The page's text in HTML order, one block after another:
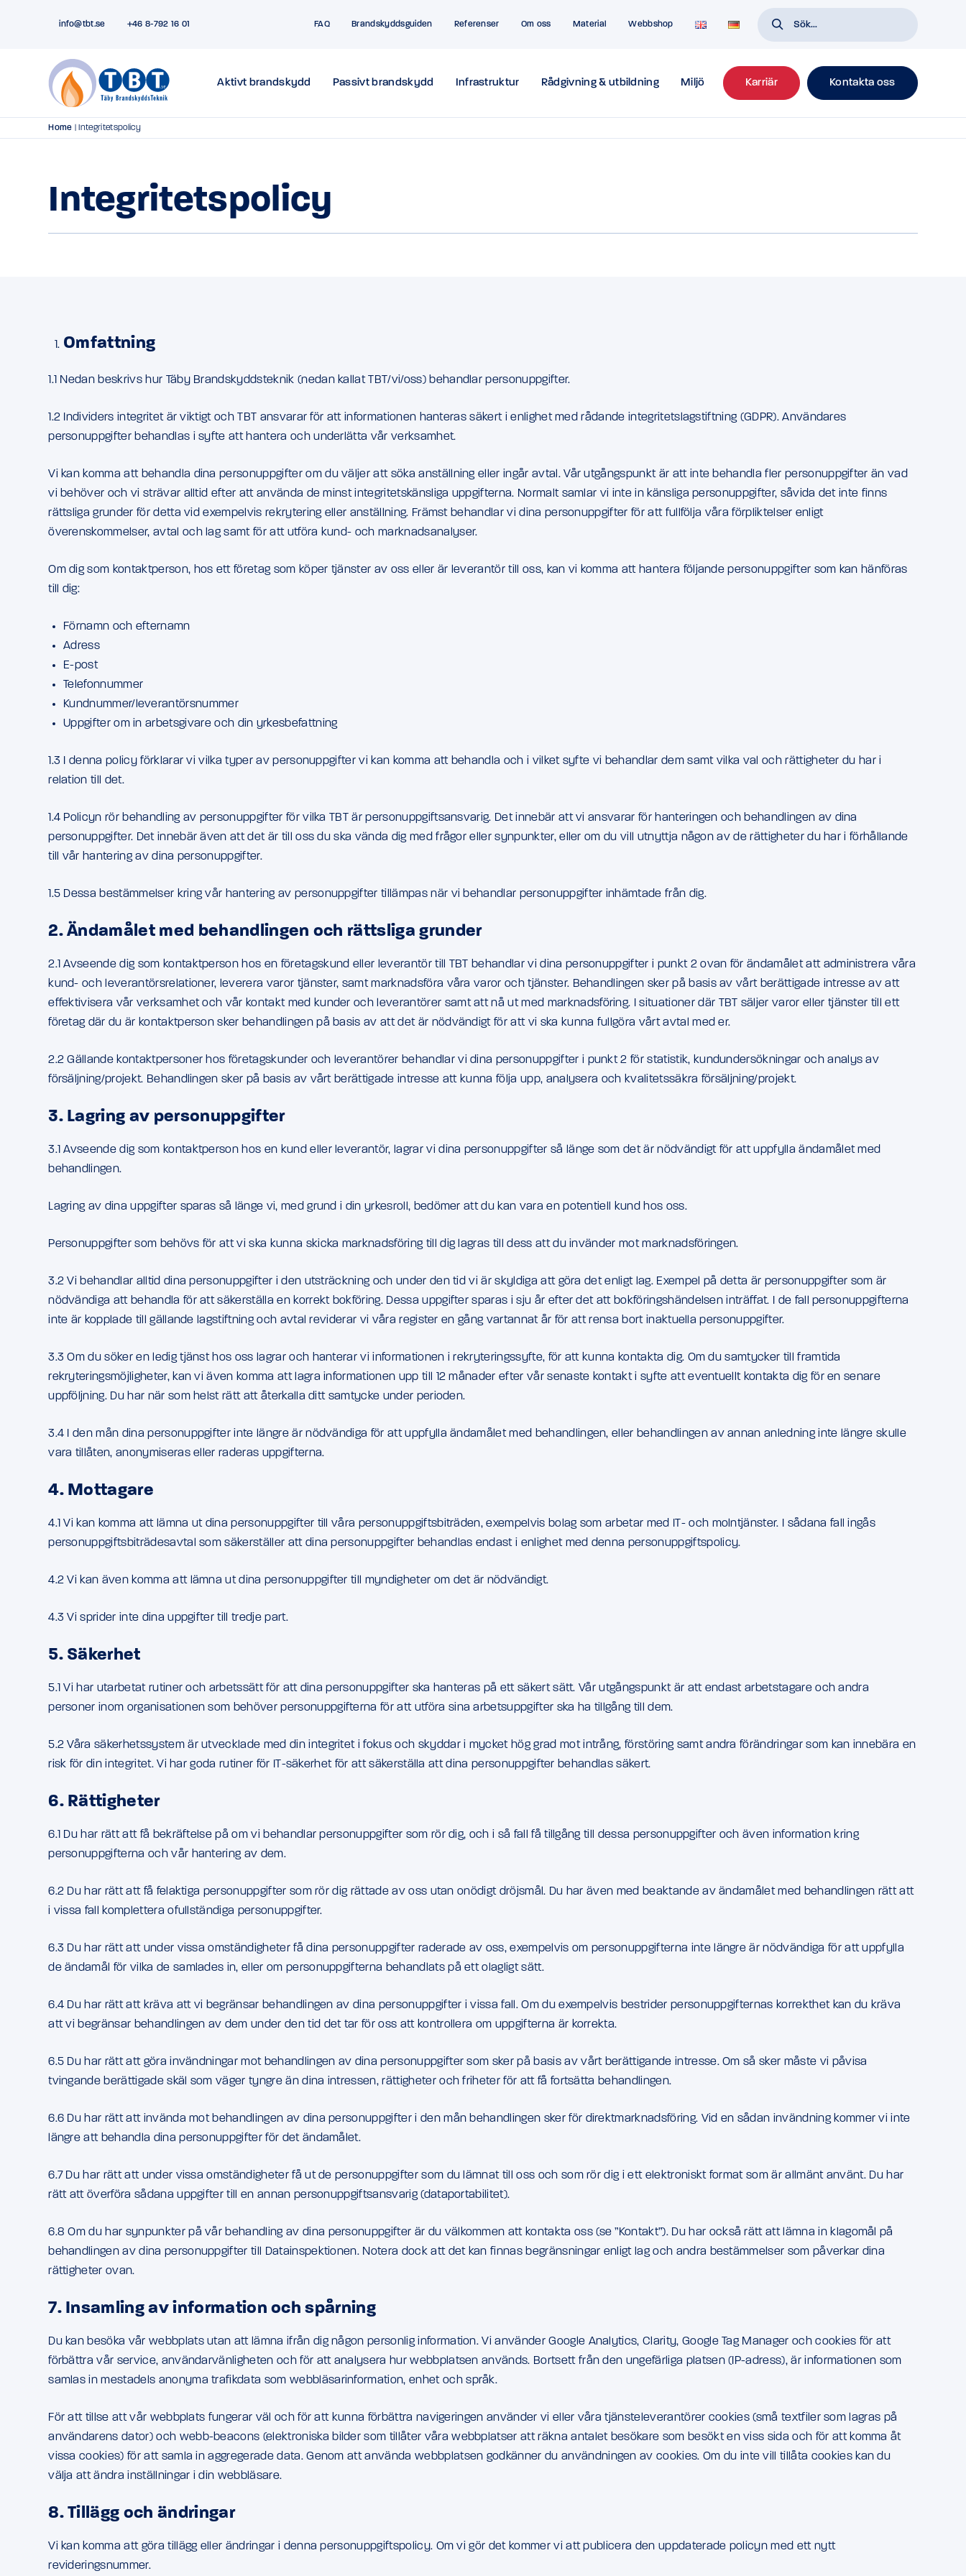
info@tbt.se +46 8-792 16 01 FAQ Brandskyddsguiden Referenser Om oss Material Webbshop
Aktivt brandskydd Passivt brandskydd Infrastruktur Rådgivning & utbildning Miljö Karriär Kontakta oss
Home Integritetspolicy
Integritetspolicy
Omfattning
1.1 Nedan beskrivs hur Täby Brandskyddsteknik (nedan kallat TBT/vi/oss) behandlar personuppgifter.
1.2 Individers integritet är viktigt och TBT ansvarar för att informationen hanteras säkert i enlighet med rådande integritetslagstiftning (GDPR). Användares
personuppgifter behandlas i syfte att hantera och underlätta vår verksamhet.
Vi kan komma att behandla dina personuppgifter om du väljer att söka anställning eller ingår avtal. Vår utgångspunkt är att inte behandla fler personuppgifter än vad
vi behöver och vi strävar alltid efter att använda de minst integritetskänsliga uppgifterna. Normalt samlar vi inte in känsliga personuppgifter, såvida det inte finns
rättsliga grunder för detta vid exempelvis rekrytering eller anställning. Främst behandlar vi dina personuppgifter för att fullfölja våra förpliktelser enligt
överenskommelser, avtal och lag samt för att utföra kund- och marknadsanalyser.
Om dig som kontaktperson, hos ett företag som köper tjänster av oss eller är leverantör till oss, kan vi komma att hantera följande personuppgifter som kan hänföras
till dig:
Förnamn och efternamn
Adress
E-post
Telefonnummer
Kundnummer/leverantörsnummer
Uppgifter om in arbetsgivare och din yrkesbefattning
1.3 I denna policy förklarar vi vilka typer av personuppgifter vi kan komma att behandla och i vilket syfte vi behandlar dem samt vilka val och rättigheter du har i
relation till det.
1.4 Policyn rör behandling av personuppgifter för vilka TBT är personuppgiftsansvarig. Det innebär att vi ansvarar för hanteringen och behandlingen av dina
personuppgifter. Det innebär även att det är till oss du ska vända dig med frågor eller synpunkter, eller om du vill utnyttja någon av de rättigheter du har i förhållande
till vår hantering av dina personuppgifter.
1.5 Dessa bestämmelser kring vår hantering av personuppgifter tillämpas när vi behandlar personuppgifter inhämtade från dig.
2. Ändamålet med behandlingen och rättsliga grunder
2.1 Avseende dig som kontaktperson hos en företagskund eller leverantör till TBT behandlar vi dina personuppgifter i punkt 2 ovan för ändamålet att administrera våra
kund- och leverantörsrelationer, leverera varor tjänster, samt marknadsföra våra varor och tjänster. Behandlingen sker på basis av vårt berättigade intresse av att
effektivisera vår verksamhet och vår kontakt med kunder och leverantörer samt att nå ut med marknadsföring. I situationer där TBT säljer varor eller tjänster till ett
företag där du är kontaktperson sker behandlingen på basis av att det är nödvändigt för att vi ska kunna fullgöra vårt avtal med er.
2.2 Gällande kontaktpersoner hos företagskunder och leverantörer behandlar vi dina personuppgifter i punkt 2 för statistik, kundundersökningar och analys av
försäljning/projekt. Behandlingen sker på basis av vårt berättigade intresse att kunna följa upp, analysera och kvalitetssäkra försäljning/projekt.
3. Lagring av personuppgifter
3.1 Avseende dig som kontaktperson hos en kund eller leverantör, lagrar vi dina personuppgifter så länge som det är nödvändigt för att uppfylla ändamålet med
behandlingen.
Lagring av dina uppgifter sparas så länge vi, med grund i din yrkesroll, bedömer att du kan vara en potentiell kund hos oss.
Personuppgifter som behövs för att vi ska kunna skicka marknadsföring till dig lagras till dess att du invänder mot marknadsföringen.
3.2 Vi behandlar alltid dina personuppgifter i den utsträckning och under den tid vi är skyldiga att göra det enligt lag. Exempel på detta är personuppgifter som är
nödvändiga att behandla för att säkerställa en korrekt bokföring. Dessa uppgifter sparas i sju år efter det att bokföringshändelsen inträffat. I de fall personuppgifterna
inte är kopplade till gällande lagstiftning och avtal reviderar vi våra register en gång vartannat år för att rensa bort inaktuella personuppgifter.
3.3 Om du söker en ledig tjänst hos oss lagrar och hanterar vi informationen i rekryteringssyfte, för att kunna kontakta dig. Om du samtycker till framtida
rekryteringsmöjligheter, kan vi även komma att lagra informationen upp till 12 månader efter vår senaste kontakt i syfte att eventuellt kontakta dig för en senare
uppföljning. Du har när som helst rätt att återkalla ditt samtycke under perioden.
3.4 I den mån dina personuppgifter inte längre är nödvändiga för att uppfylla ändamålet med behandlingen, eller behandlingen av annan anledning inte längre skulle
vara tillåten, anonymiseras eller raderas uppgifterna.
4. Mottagare
4.1 Vi kan komma att lämna ut dina personuppgifter till våra personuppgiftsbiträden, exempelvis bolag som arbetar med IT- och molntjänster. I sådana fall ingås
personuppgiftsbiträdesavtal som säkerställer att dina personuppgifter behandlas endast i enlighet med denna personuppgiftspolicy.
4.2 Vi kan även komma att lämna ut dina personuppgifter till myndigheter om det är nödvändigt.
4.3 Vi sprider inte dina uppgifter till tredje part.
5. Säkerhet
5.1 Vi har utarbetat rutiner och arbetssätt för att dina personuppgifter ska hanteras på ett säkert sätt. Vår utgångspunkt är att endast arbetstagare och andra
personer inom organisationen som behöver personuppgifterna för att utföra sina arbetsuppgifter ska ha tillgång till dem.
5.2 Våra säkerhetssystem är utvecklade med din integritet i fokus och skyddar i mycket hög grad mot intrång, förstöring samt andra förändringar som kan innebära en
risk för din integritet. Vi har goda rutiner för IT-säkerhet för att säkerställa att dina personuppgifter behandlas säkert.
6. Rättigheter
6.1 Du har rätt att få bekräftelse på om vi behandlar personuppgifter som rör dig, och i så fall få tillgång till dessa personuppgifter och även information kring
personuppgifterna och vår hantering av dem.
6.2 Du har rätt att få felaktiga personuppgifter som rör dig rättade av oss utan onödigt dröjsmål. Du har även med beaktande av ändamålet med behandlingen rätt att
i vissa fall komplettera ofullständiga personuppgifter.
6.3 Du har rätt att under vissa omständigheter få dina personuppgifter raderade av oss, exempelvis om personuppgifterna inte längre är nödvändiga för att uppfylla
de ändamål för vilka de samlades in, eller om personuppgifterna behandlats på ett olagligt sätt.
6.4 Du har rätt att kräva att vi begränsar behandlingen av dina personuppgifter i vissa fall. Om du exempelvis bestrider personuppgifternas korrekthet kan du kräva
att vi begränsar behandlingen av dem under den tid det tar för oss att kontrollera om uppgifterna är korrekta.
6.5 Du har rätt att göra invändningar mot behandlingen av dina personuppgifter som sker på basis av vårt berättigande intresse. Om så sker måste vi påvisa
tvingande berättigade skäl som väger tyngre än dina intressen, rättigheter och friheter för att få fortsätta behandlingen.
6.6 Du har rätt att invända mot behandlingen av dina personuppgifter i den mån behandlingen sker för direktmarknadsföring. Vid en sådan invändning kommer vi inte
längre att behandla dina personuppgifter för det ändamålet.
6.7 Du har rätt att under vissa omständigheter få ut de personuppgifter som du lämnat till oss och som rör dig i ett elektroniskt format som är allmänt använt. Du har
rätt att överföra sådana uppgifter till en annan personuppgiftsansvarig (dataportabilitet).
6.8 Om du har synpunkter på vår behandling av dina personuppgifter är du välkommen att kontakta oss (se ”Kontakt”). Du har också rätt att lämna in klagomål på
behandlingen av dina personuppgifter till Datainspektionen. Notera dock att det kan finnas begränsningar enligt lag och andra bestämmelser som påverkar dina
rättigheter ovan.
7. Insamling av information och spårning
Du kan besöka vår webbplats utan att lämna ifrån dig någon personlig information. Vi använder Google Analytics, Clarity, Google Tag Manager och cookies för att
förbättra vår service, användarvänligheten och för att analysera hur webbplatsen används. Bortsett från den ungefärliga platsen (IP-adress), är informationen som
samlas in mestadels anonyma trafikdata som webbläsarinformation, enhet och språk.
För att tillse att vår webbplats fungerar väl och för att kunna förbättra navigeringen använder vi eller våra tjänsteleverantörer cookies (små textfiler som lagras på
användarens dator) och webb-beacons (elektroniska bilder som tillåter våra webbplatser att räkna antalet besökare som besökt en viss sida och för att komma åt
vissa cookies) för att samla in aggregerade data. Genom att använda webbplatsen godkänner du användningen av cookies. Om du inte vill tillåta cookies kan du
välja att ändra inställningar i din webbläsare.
8. Tillägg och ändringar
Vi kan komma att göra tillägg eller ändringar i denna personuppgiftspolicy. Om vi gör det kommer vi att publicera den uppdaterade policyn med ett nytt
revideringsnummer.